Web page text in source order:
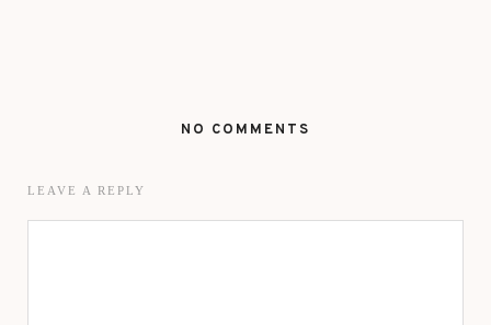
NO COMMENTS
LEAVE A REPLY